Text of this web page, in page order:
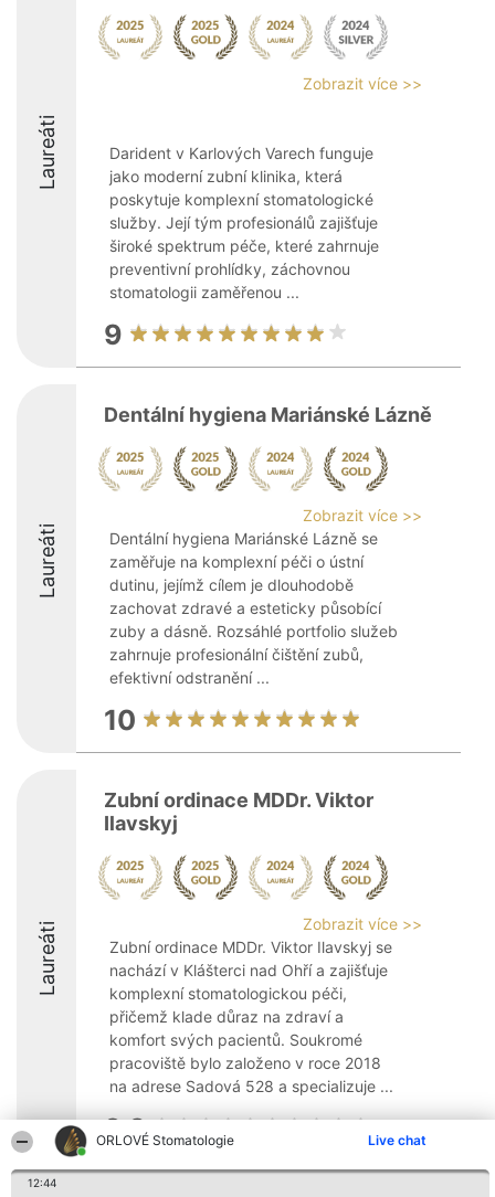
ORLOVÉ Stomatologie Live chat
12:44
Laureáti
Zobrazit více >>
Darident v Karlových Varech funguje
jako moderní zubní klinika, která
poskytuje komplexní stomatologické
služby. Její tým profesionálů zajišťuje
široké spektrum péče, které zahrnuje
preventivní prohlídky, záchovnou
stomatologii zaměřenou ...
9
Laureáti
Dentální hygiena Mariánské Lázně
Zobrazit více >>
Dentální hygiena Mariánské Lázně se
zaměřuje na komplexní péči o ústní
dutinu, jejímž cílem je dlouhodobě
zachovat zdravé a esteticky působící
zuby a dásně. Rozsáhlé portfolio služeb
zahrnuje profesionální čištění zubů,
efektivní odstranění ...
10
Laureáti
Zubní ordinace MDDr. Viktor
Ilavskyj
Zobrazit více >>
Zubní ordinace MDDr. Viktor Ilavskyj se
nachází v Klášterci nad Ohří a zajišťuje
komplexní stomatologickou péči,
přičemž klade důraz na zdraví a
komfort svých pacientů. Soukromé
pracoviště bylo založeno v roce 2018
na adrese Sadová 528 a specializuje ...
9.3